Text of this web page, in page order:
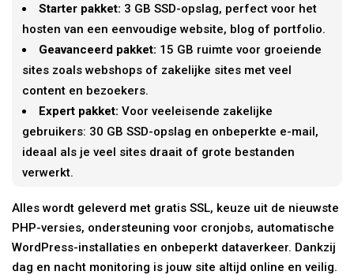
Starter pakket: 3 GB SSD-opslag, perfect voor het
hosten van een eenvoudige website, blog of portfolio.
Geavanceerd pakket: 15 GB ruimte voor groeiende
sites zoals webshops of zakelijke sites met veel
content en bezoekers.
Expert pakket: Voor veeleisende zakelijke
gebruikers: 30 GB SSD-opslag en onbeperkte e-mail,
ideaal als je veel sites draait of grote bestanden
verwerkt.
Alles wordt geleverd met gratis SSL, keuze uit de nieuwste
PHP-versies, ondersteuning voor cronjobs, automatische
WordPress-installaties en onbeperkt dataverkeer. Dankzij
dag en nacht monitoring is jouw site altijd online en veilig.